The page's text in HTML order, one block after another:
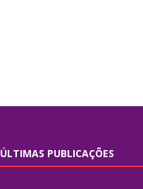
ÚLTIMAS PUBLICAÇÕES